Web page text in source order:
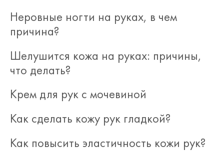
Неровные ногти на руках, в чем
причина?
Шелушится кожа на руках: причины,
что делать?
Крем для рук с мочевиной
Как сделать кожу рук гладкой?
Как повысить эластичность кожи рук?